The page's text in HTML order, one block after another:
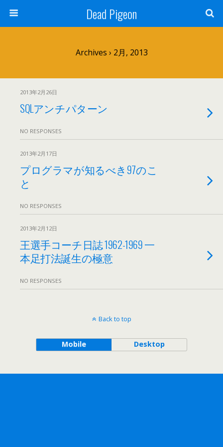
Dead Pigeon
Archives › 2月, 2013
2013年2月26日
SQLアンチパターン
NO RESPONSES
2013年2月17日
プログラマが知るべき97のこ
と
NO RESPONSES
2013年2月12日
王選手コーチ日誌 1962-1969 一
本足打法誕生の極意
NO RESPONSES
Back to top
Mobile Desktop